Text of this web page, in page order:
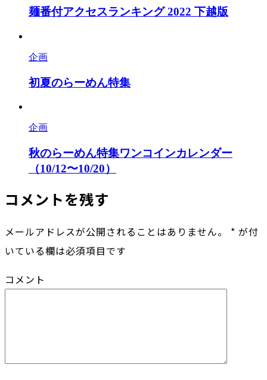
麺番付アクセスランキング 2022 下越版
企画
初夏のらーめん特集
企画
秋のらーめん特集ワンコインカレンダー
（10/12〜10/20）
コメントを残す
メールアドレスが公開されることはありません。 * が付
いている欄は必須項目です
コメント